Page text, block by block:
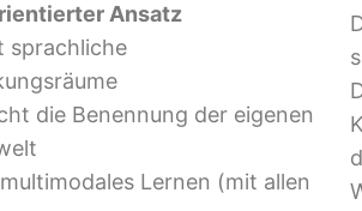
Ansatz
sprachliche
die Benennung der eigenen
Lernen (mit allen